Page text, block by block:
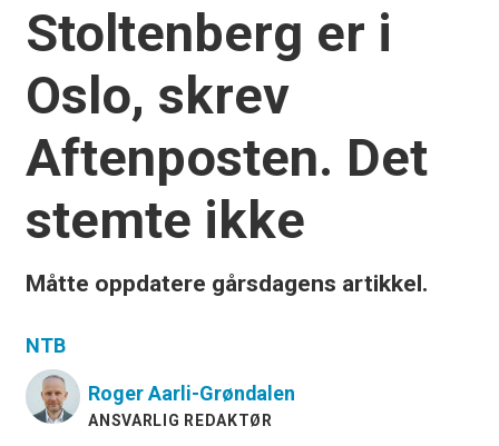
Stoltenberg er i
Oslo, skrev
Aftenposten. Det
stemte ikke
Måtte oppdatere gårsdagens artikkel.
NTB
RogerAarli-Grøndalen
ANSVARLIG REDAKTØR